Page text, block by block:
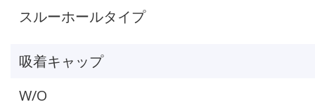
スルーホールタイプ
吸着キャップ
W/O